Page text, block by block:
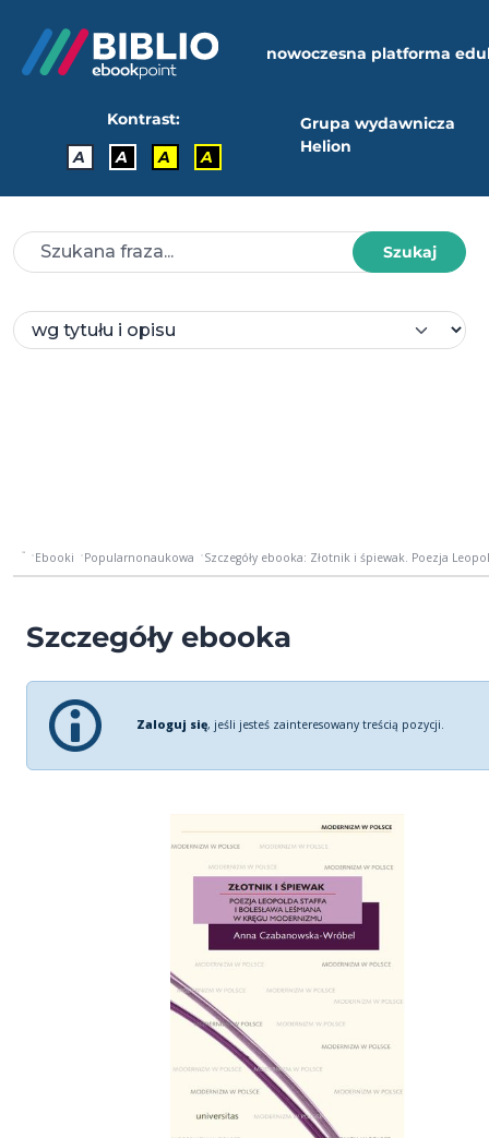
nowoczesna platforma
Kontrast:
A
A A A
Grupa wydawnicza
Helion
Szukaj
Ebooki Popularnonaukowa Szczegóły ebooka: Złotnik i śpiewak. Poezja
Szczegóły ebooka
Zaloguj się, jeśli jesteś zainteresowany treścią pozycji.